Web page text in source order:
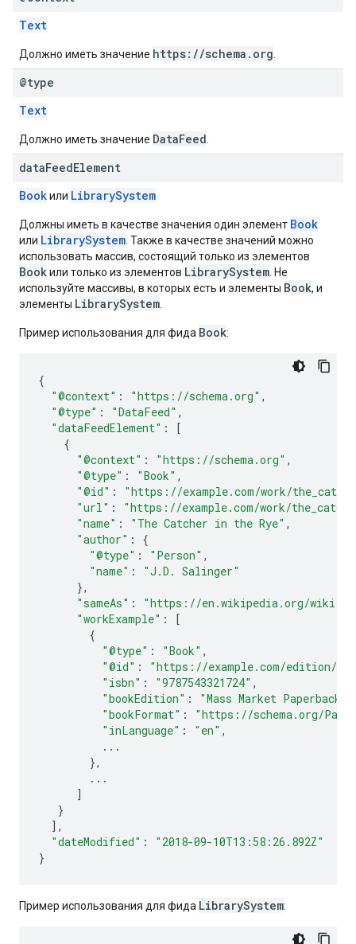
Text
Должно иметь значение https://schema.org
@type
Text
Должно иметь значение DataFeed
dataFeedElement
Bookили LibrarySystem
Должны иметь в качестве значения один элемент Book
или LibrarySystem . Также в качестве значений можно
использовать массив, состоящий только из элементов
Bookили только из элементов LibrarySystem . Не
используйте массивы, в которых есть и элементы Book, и
элементы LibrarySystem
Пример использования для фида Book:
{
"@context" : "https://schema.org" ,
"@type" : "DataFeed" ,
"dataFeedElement" :
[
{
"@context" : "https://schema.org" ,
"@type" : "Book" ,
"@id" :
"https://example.com/work/
"url" :
"https://example.com/work/
"name" : "The Catcher in the Rye" ,
"author" :
{
"@type" : "Person" ,
"name" :
"J.D. Salinger"
},
"sameAs" :
"https://en.wikipedia.org/wiki/
"workExample" :
[
{
"@type" : "Book" ,
"@id" :
"https://example.com/edition/
"isbn" : "9787543321724" ,
"bookEdition" : "Mass Market Paperback"
"bookFormat" :
"https://schema.org/
"inLanguage" : "en" ,
...
},
...
]
}
],
"dateModified" :
"2018-09-10T13:58:26.892Z"
}
Пример использования для фида LibrarySystem: